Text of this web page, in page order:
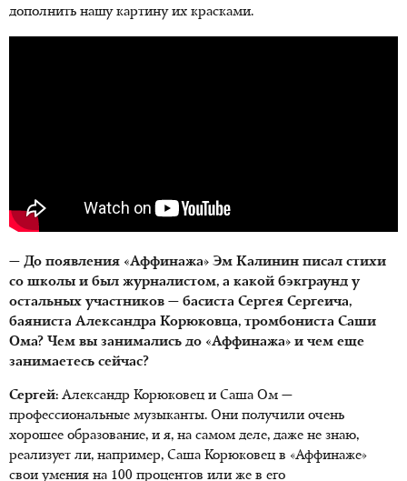
дополнить нашу картину их красками.
— До появления «Аффинажа» Эм Калинин писал стихи
со школы и был журналистом, а какой бэкграунд у
остальных участников — басиста Сергея Сергеича,
баяниста Александра Корюковца, тромбониста Саши
Ома? Чем вы занимались до «Аффинажа» и чем еще
занимаетесь сейчас?
Сергей: Александр Корюковец и Саша Ом —
профессиональные музыканты. Они получили очень
хорошее образование, и я, на самом деле, даже не знаю,
реализует ли, например, Саша Корюковец в «Аффинаже»
свои умения на 100 процентов или же в его